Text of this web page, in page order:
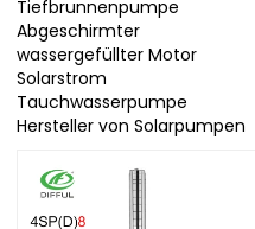
Tiefbrunnenpumpe
Abgeschirmter
wassergefüllter Motor
Solarstrom
Tauchwasserpumpe
Hersteller von Solarpumpen